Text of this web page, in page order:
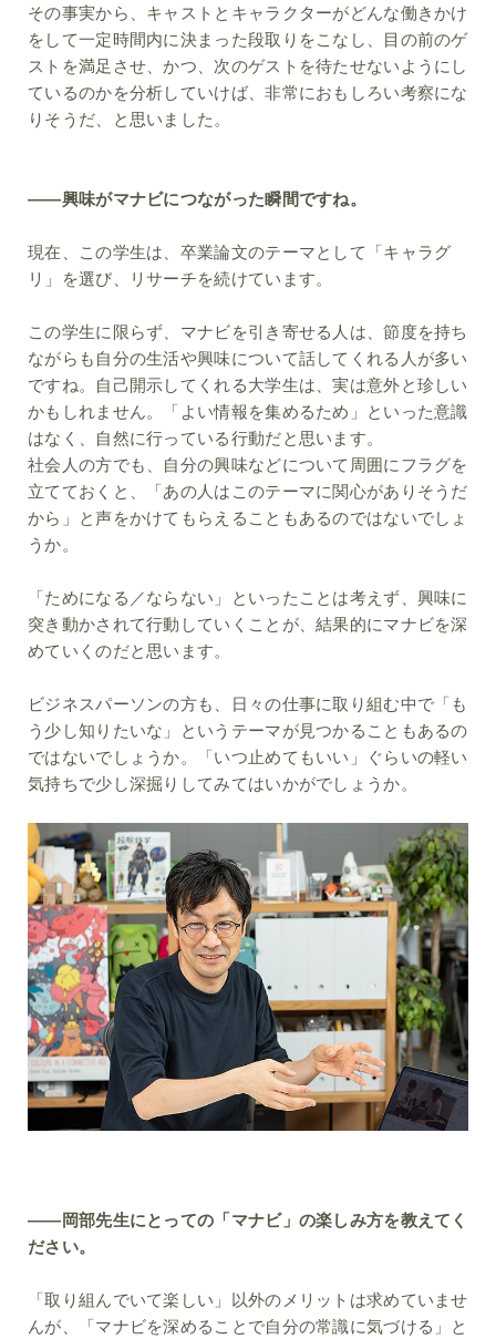
その事実から、キャストとキャラクターがどんな働きかけ
をして一定時間内に決まった段取りをこなし、目の前のゲ
ストを満足させ、かつ、次のゲストを待たせないようにし
ているのかを分析していけば、非常におもしろい考察にな
りそうだ、と思いました。
――興味がマナビにつながった瞬間ですね。
現在、この学生は、卒業論文のテーマとして「キャラグ
リ」を選び、リサーチを続けています。
この学生に限らず、マナビを引き寄せる人は、節度を持ち
ながらも自分の生活や興味について話してくれる人が多い
ですね。自己開示してくれる大学生は、実は意外と珍しい
かもしれません。「よい情報を集めるため」といった意識
はなく、自然に行っている行動だと思います。
社会人の方でも、自分の興味などについて周囲にフラグを
立てておくと、「あの人はこのテーマに関心がありそうだ
から」と声をかけてもらえることもあるのではないでしょ
うか。
「ためになる／ならない」といったことは考えず、興味に
突き動かされて行動していくことが、結果的にマナビを深
めていくのだと思います。
ビジネスパーソンの方も、日々の仕事に取り組む中で「も
う少し知りたいな」というテーマが見つかることもあるの
ではないでしょうか。「いつ止めてもいい」ぐらいの軽い
気持ちで少し深掘りしてみてはいかがでしょうか。
――岡部先生にとっての「マナビ」の楽しみ方を教えてく
ださい。
「取り組んでいて楽しい」以外のメリットは求めていませ
んが、「マナビを深めることで自分の常識に気づける」と